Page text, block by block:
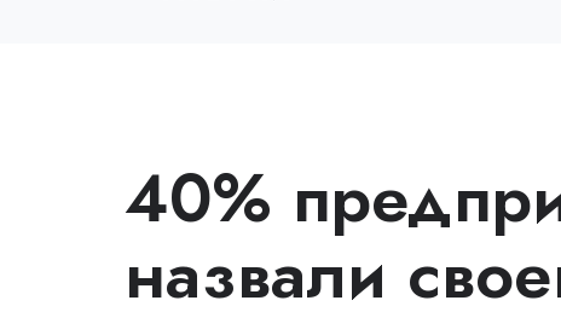
40%
назвали